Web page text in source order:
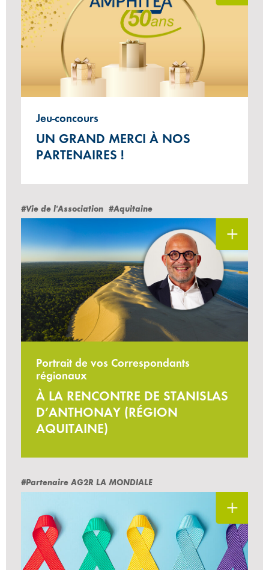
Jeu-concours
UN GRAND MERCI À NOS
PARTENAIRES !
#Vie de l'Association #Aquitaine
Portrait de vos Correspondants
régionaux
À LA RENCONTRE DE STANISLAS
D’ANTHONAY (RÉGION
AQUITAINE)
#Partenaire AG2R LA MONDIALE